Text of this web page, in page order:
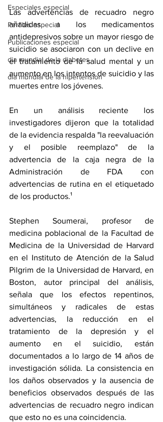
Especiales especial
Perfiles especial
Publicaciones especial
dia mundial de la diabetes
dia mundial de la hipertension
Las advertencias de recuadro negro
añadidas a los medicamentos
antidepresivos sobre un mayor riesgo de
suicidio se asociaron con un declive en
el tratamiento de la salud mental y un
aumento en los intentos de suicidio y las
muertes entre los jóvenes.
En un análisis reciente los
investigadores dijeron que la totalidad
de la evidencia respalda "la reevaluación
y el posible reemplazo" de la
advertencia de la caja negra de la
Administración de FDA con
advertencias de rutina en el etiquetado
de los productos.¹
Stephen Soumerai, profesor de
medicina poblacional de la Facultad de
Medicina de la Universidad de Harvard
en el Instituto de Atención de la Salud
Pilgrim de la Universidad de Harvard, en
Boston, autor principal del análisis,
señala que los efectos repentinos,
simultáneos y radicales de estas
advertencias, la reducción en el
tratamiento de la depresión y el
aumento en el suicidio, están
documentados a lo largo de 14 años de
investigación sólida. La consistencia en
los daños observados y la ausencia de
beneficios observados después de las
advertencias de recuadro negro indican
que esto no es una coincidencia.